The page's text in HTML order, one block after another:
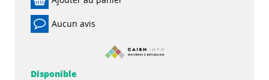
Aucun avis
Disponible